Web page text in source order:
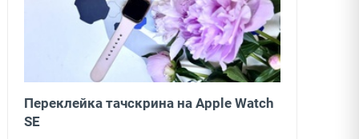
Переклейка тачскрина на Apple Watch
SE